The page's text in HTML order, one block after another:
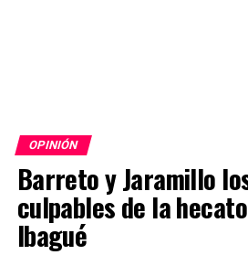
OPINIÓN
Barreto y Jaramillo
culpables de la
Ibagué